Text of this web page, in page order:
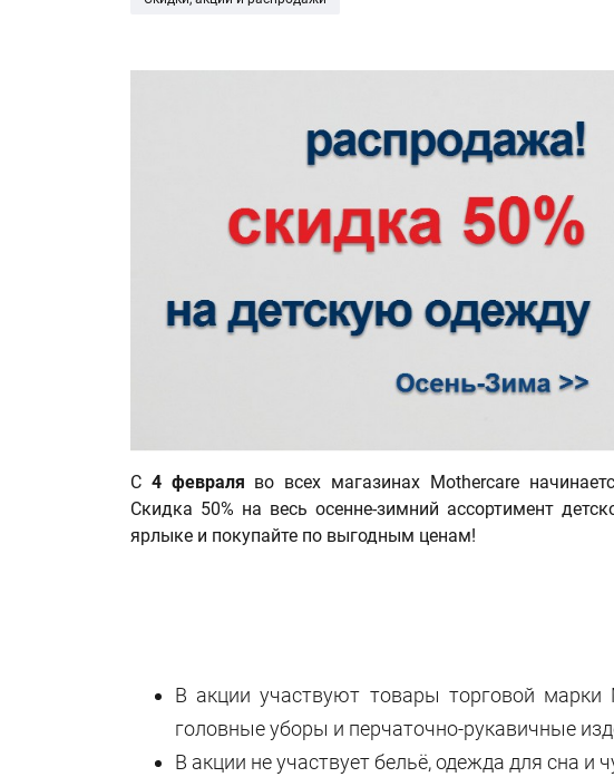
С 4 февраля во всех магазинах Mothercare
Скидка 50% на весь осенне-зимний ассортимент
ярлыке и покупайте по выгодным ценам!
В акции участвуют товары торговой марки
головные уборы и перчаточно-рукавичные
В акции не участвует бельё, одежда для сна и